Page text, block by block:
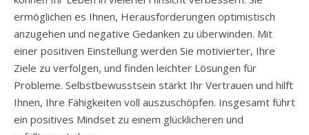
ermöglichen es Ihnen, Herausforderungen optimistisch
anzugehen und negative Gedanken zu überwinden. Mit
einer positiven Einstellung werden Sie motivierter, Ihre
Ziele zu verfolgen, und finden leichter Lösungen für
Probleme. Selbstbewusstsein stärkt Ihr Vertrauen und hilft
Ihnen, Ihre Fähigkeiten voll auszuschöpfen. Insgesamt führt
ein positives Mindset zu einem glücklicheren und